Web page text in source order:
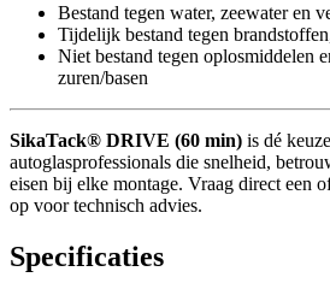
Bestand tegen water, zeewater en
Tijdelijk bestand tegen
Niet bestand tegen oplosmiddelen
zuren/basen
SikaTack® DRIVE (60 min) is dé
autoglasprofessionals die snelheid,
eisen bij elke montage. Vraag direct een
op voor technisch advies.
Specificaties